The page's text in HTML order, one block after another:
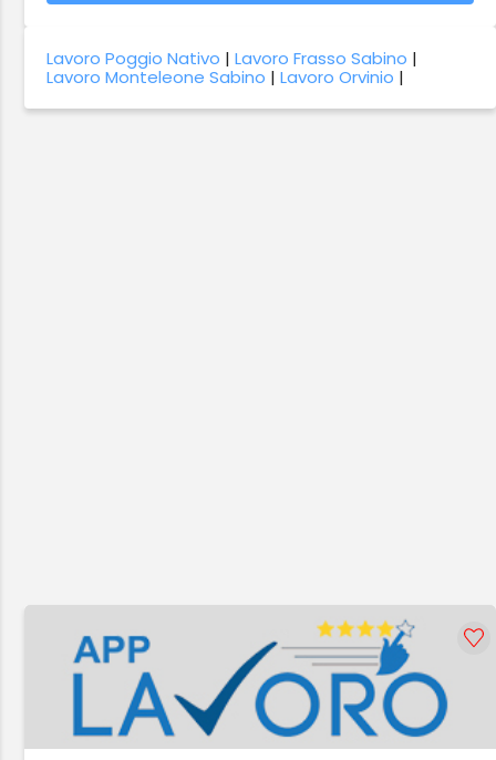
Lavoro Poggio Nativo |Lavoro Frasso Sabino |
Lavoro Monteleone Sabino |Lavoro Orvinio |